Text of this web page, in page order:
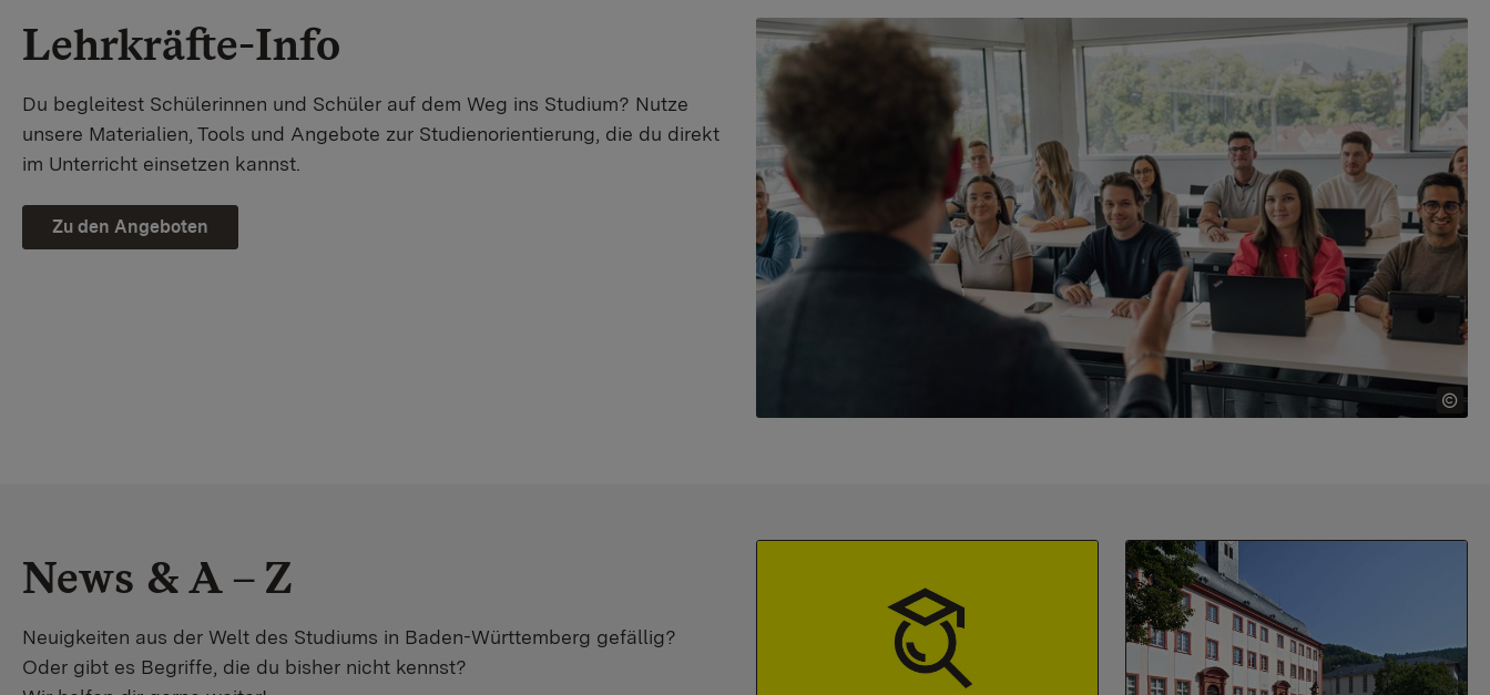
Lehrkräfte-Info
Du begleitest Schülerinnen und Schüler auf dem Weg ins Studium? Nutze
unsere Materialien, Tools und Angebote zur Studienorientierung, die du direkt
im Unterricht einsetzen kannst.
Zu den Angeboten
News & A – Z
Neuigkeiten aus der Welt des Studiums in Baden-Württemberg gefällig?
Oder gibt es Begriffe, die du bisher nicht kennst?